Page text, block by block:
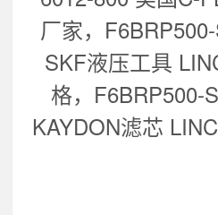
厂家，
SKF液压工具
格， F6BRP500-
KAYDON滤芯